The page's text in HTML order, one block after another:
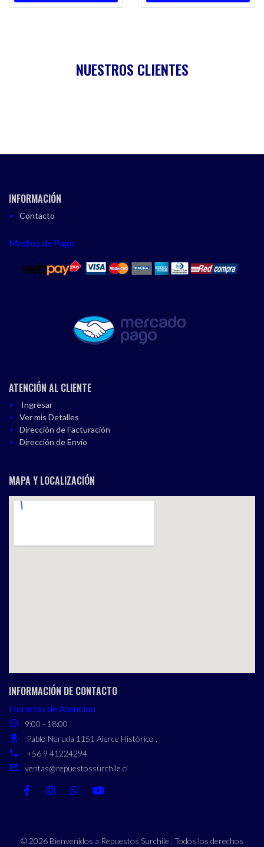
NUESTROS CLIENTES
INFORMACIÓN
Contacto
Medios de Pago
ATENCIÓN AL CLIENTE
Ingresar
Ver mis Detalles
Dirección de Facturación
Dirección de Envío
MAPA Y LOCALIZACIÓN
INFORMACIÓN DE CONTACTO
Horarios de Atención
9:00 - 18:00
Pablo Neruda 1151 Alerce Histórico ,
+56 9 41224294
ventas@repuestossurchile.cl
© 2026 Bienvenidos a Repuestos Surchile . Todos los derechos